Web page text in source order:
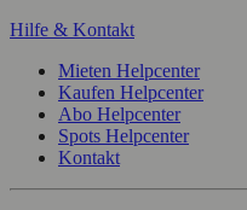
Hilfe & Kontakt
Mieten Helpcenter
Kaufen Helpcenter
Abo Helpcenter
Spots Helpcenter
Kontakt